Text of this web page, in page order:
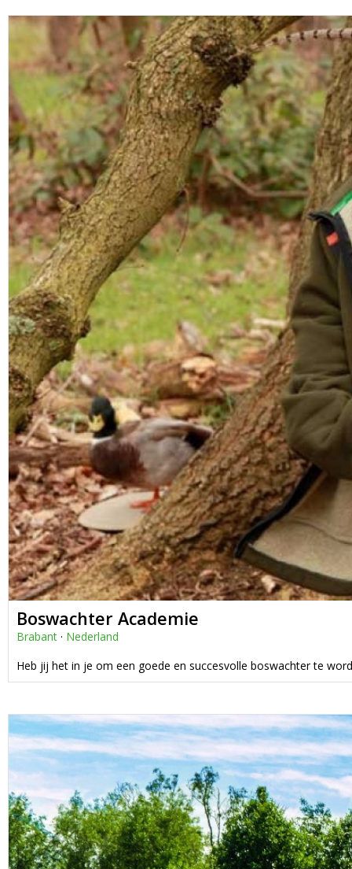
Boswachter Academie
Brabant · Nederland
Heb jij het in je om een goede en succesvolle boswachter te